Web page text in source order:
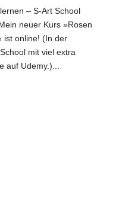
– S-Art School
neuer Kurs »Rosen
ist online! (In der
mit viel extra
auf Udemy.)...